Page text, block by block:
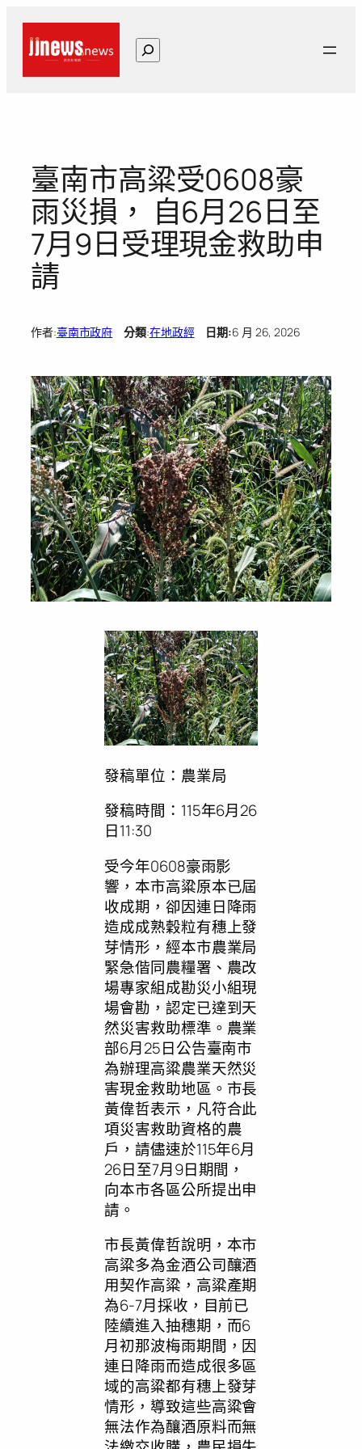
搜
尋
臺南市高粱受0608豪
雨災損， 自6月26日至
7月9日受理現金救助申
請
作者:臺南市政府 分類:在地政經日期:6 月 26, 2026
發稿單位：農業局
發稿時間：115年6月26
日11:30
受今年0608豪雨影
響，本市高粱原本已屆
收成期，卻因連日降雨
造成成熟穀粒有穗上發
芽情形，經本市農業局
緊急偕同農糧署、農改
場專家組成勘災小組現
場會勘，認定已達到天
然災害救助標準。農業
部6月25日公告臺南市
為辦理高粱農業天然災
害現金救助地區。市長
黃偉哲表示，凡符合此
項災害救助資格的農
戶，請儘速於115年6月
26日至7月9日期間，
向本市各區公所提出申
請。
市長黃偉哲說明，本市
高粱多為金酒公司釀酒
用契作高粱，高粱產期
為6-7月採收，目前已
陸續進入抽穗期，而6
月初那波梅雨期間，因
連日降雨而造成很多區
域的高粱都有穗上發芽
情形，導致這些高粱會
無法作為釀酒原料而無